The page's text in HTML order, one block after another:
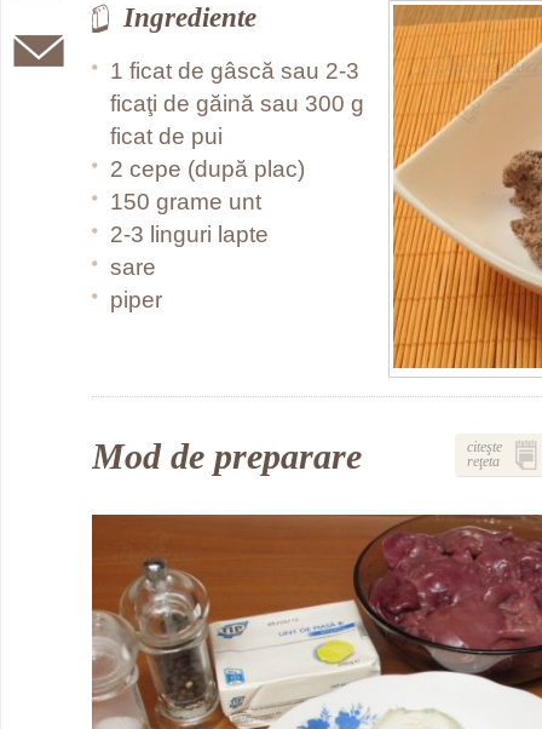
Ingrediente
1 ficat de gâscă sau 2-3
ficaţi de găină sau 300 g
ficat de pui
2 cepe (după plac)
150 grame unt
2-3 linguri lapte
sare
piper
Mod de preparare
citeşte
reţeta